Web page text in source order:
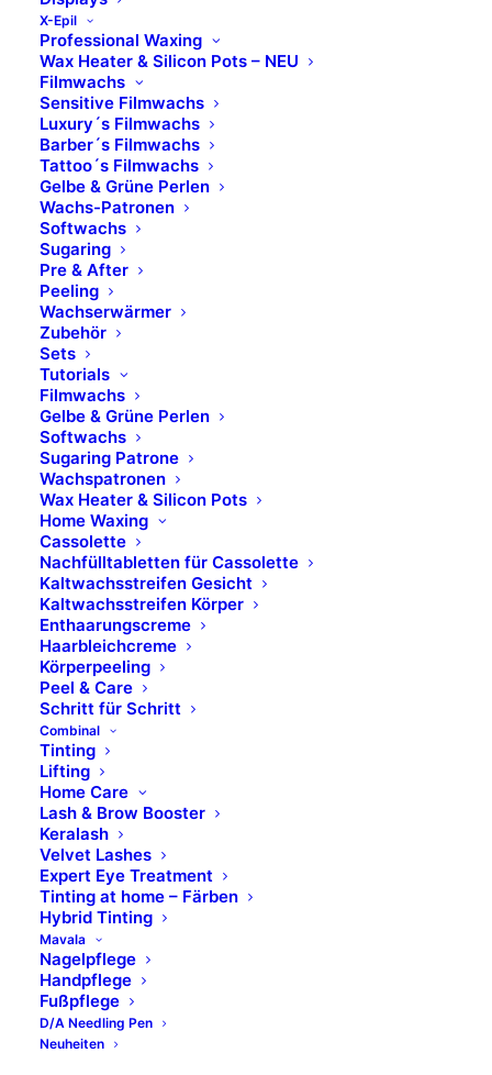
X-Epil
Professional Waxing
Wax Heater & Silicon Pots – NEU
Filmwachs
Sensitive Filmwachs
Luxury´s Filmwachs
Barber´s Filmwachs
Tattoo´s Filmwachs
Gelbe & Grüne Perlen
Wachs-Patronen
Softwachs
Sugaring
Pre & After
Peeling
Wachserwärmer
Zubehör
Sets
Tutorials
Filmwachs
Gelbe & Grüne Perlen
Softwachs
Sugaring Patrone
Wachspatronen
Wax Heater & Silicon Pots
Home Waxing
Cassolette
Nachfülltabletten für Cassolette
Kaltwachsstreifen Gesicht
Kaltwachsstreifen Körper
Enthaarungscreme
Haarbleichcreme
Körperpeeling
Peel & Care
Schritt für Schritt
Combinal
Tinting
Lifting
Home Care
Lash & Brow Booster
Keralash
Velvet Lashes
Expert Eye Treatment
Tinting at home – Färben
Hybrid Tinting
Mavala
Nagelpflege
Handpflege
Fußpflege
D/A Needling Pen
Neuheiten
SHINE COLLECTION
ROSEWOOD – FB 02
ART. 1847747